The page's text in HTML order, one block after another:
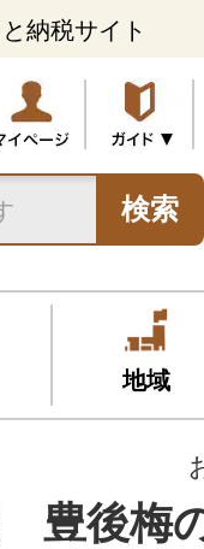
納税サイト
検索
地域
豊後梅